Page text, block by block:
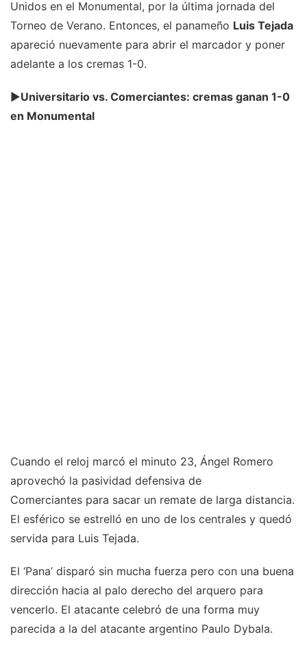
Unidos en el Monumental, por la última jornada del
Torneo de Verano. Entonces, el panameño Luis Tejada
apareció nuevamente para abrir el marcador y poner
adelante a los cremas 1-0.
►Universitario vs. Comerciantes: cremas ganan 1-0
en Monumental
Cuando el reloj marcó el minuto 23, Ángel Romero
aprovechó la pasividad defensiva de
Comerciantes para sacar un remate de larga distancia.
El esférico se estrelló en uno de los centrales y quedó
servida para Luis Tejada.
El ‘Pana’ disparó sin mucha fuerza pero con una buena
dirección hacia al palo derecho del arquero para
vencerlo. El atacante celebró de una forma muy
parecida a la del atacante argentino Paulo Dybala.